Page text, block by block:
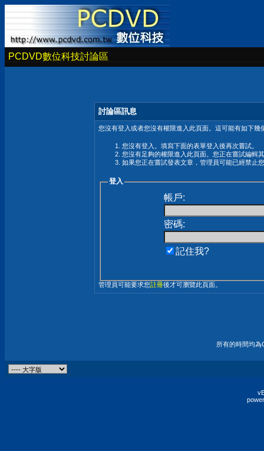
PCDVD數位科技討論區
討論區訊息
您沒有登入或者您沒有權限進入此頁面。這可能有如下幾
您沒有登入。填寫下面的表單登入後再次嘗試。
您沒有足夠的權限進入此頁面。您正在嘗試編輯
如果您正在嘗試發表文章，管理員可能已經禁止
登入
帳戶:
密碼:
記住我?
管理員可能要求您註冊後才可瀏覽此頁面。
所有的時間均為